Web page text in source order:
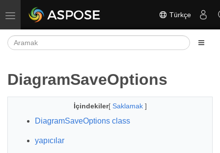
Gezinmeyi aç/kapat Türkçe
DiagramSaveOptions
İçindekiler[ Saklamak ]
DiagramSaveOptions class
yapıcılar